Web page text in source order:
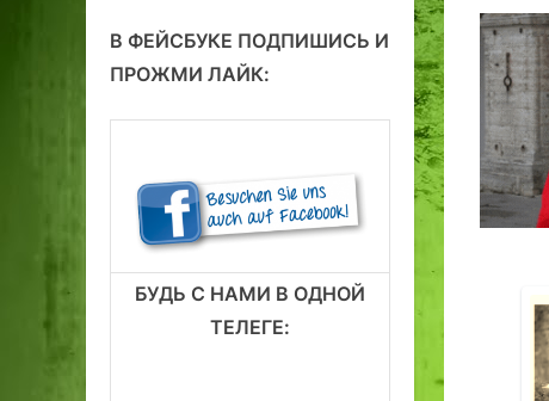
В ФЕЙСБУКЕ ПОДПИШИСЬ И
ПРОЖМИ ЛАЙК:
БУДЬ С НАМИ В ОДНОЙ
ТЕЛЕГЕ: